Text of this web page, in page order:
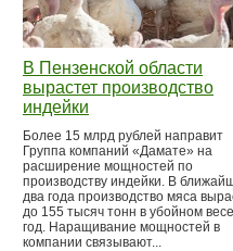
В Пензенской области
вырастет производство
индейки
Более 15 млрд рублей направит
Группа компаний «Дамате» на
расширение мощностей по
производству индейки. В
два года производство мяса
до 155 тысяч тонн в убойном
год. Наращивание мощностей в
компании связывают...